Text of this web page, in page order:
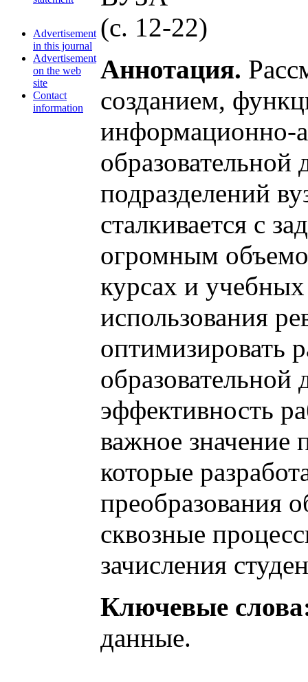
Advertisement
in this journal
Advertisement
on the web
site
Contact
information
(c. 12-22)
Аннотация.
созданием,
информационно-
образовательной
подразделений
сталкивается с
огромным
курсах и
использования
оптимизировать
эффективность
важное
которые
преобразования
сквозные
зачисления
Ключевые
данные.